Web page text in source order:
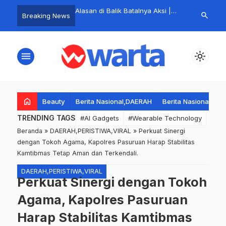
Breaking News
Avianto Jenguk
dan TNI yang Luka
Aksi Demonstrasi.
Alasan di Balik Batalnya Aksi |
Terjebak Skenario Chaos
Kerusuhan
Kerugian
search
menu light_mode
home Beauty Berita Nasional,DAERAH Berita
TRENDING TAGS #AI Gadgets #Wearable Technology
Beranda » DAERAH,PERISTIWA,VIRAL » Perkuat Sinergi
dengan Tokoh Agama, Kapolres Pasuruan Harap Stabilitas
Kamtibmas Tetap Aman dan Terkendali.
DAERAH,PERISTIWA,VIRAL
Perkuat Sinergi dengan Tokoh
Agama, Kapolres Pasuruan
Harap Stabilitas Kamtibmas